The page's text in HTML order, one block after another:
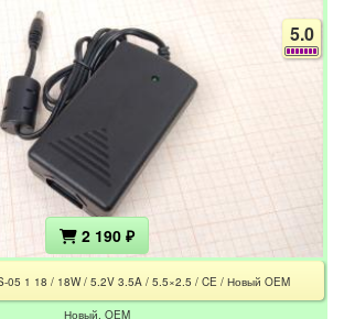
5.0
2 190 ₽
05 1 18 / 18W / 5.2V 3.5A / 5.5×2.5 / CE / Новый OEM
Новый, OEM